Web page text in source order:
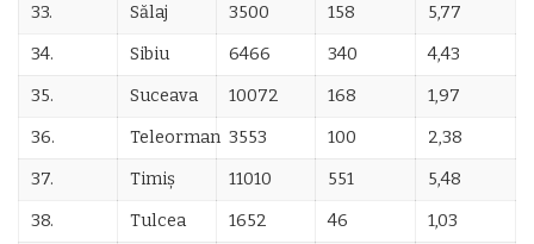
33. Sălaj 3500 158 5,77
34. Sibiu 6466 340 4,43
35. Suceava 10072 168 1,97
36. Teleorman 3553 100 2,38
37. Timiș 11010 551 5,48
38. Tulcea 1652 46 1,03